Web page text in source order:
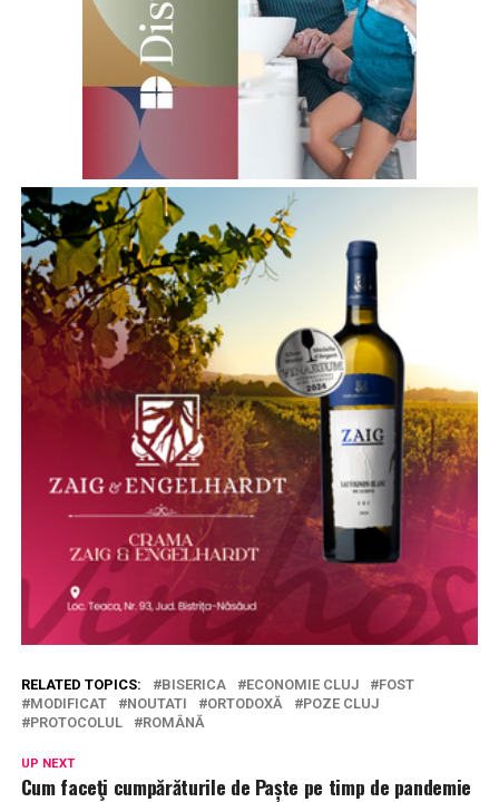
RELATED TOPICS: BISERICA ECONOMIE CLUJ
FOST
MODIFICAT
NOUTATI ORTODOXĂ
POZE CLUJ
PROTOCOLUL
ROMÂNĂ
UP NEXT
Cum faceţi cumpărăturile de Paște pe timp de pandemie